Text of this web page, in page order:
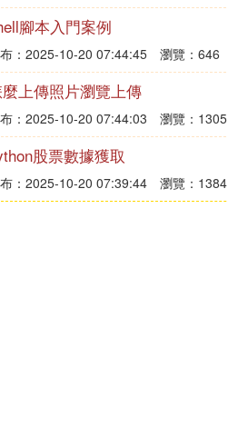
腳本入門案例
：2025-10-20 07:44:45 瀏覽：646
上傳照片瀏覽上傳
：2025-10-20 07:44:03 瀏覽：1305
股票數據獲取
：2025-10-20 07:39:44 瀏覽：1384